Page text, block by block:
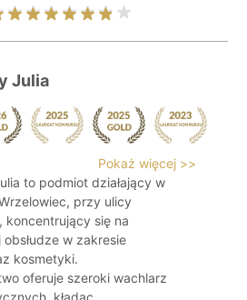
Julia
Pokaż więcej >>
to podmiot działający w
przy ulicy
koncentrujący się na
w zakresie
kosmetyki.
oferuje szeroki wachlarz
kładąc ...